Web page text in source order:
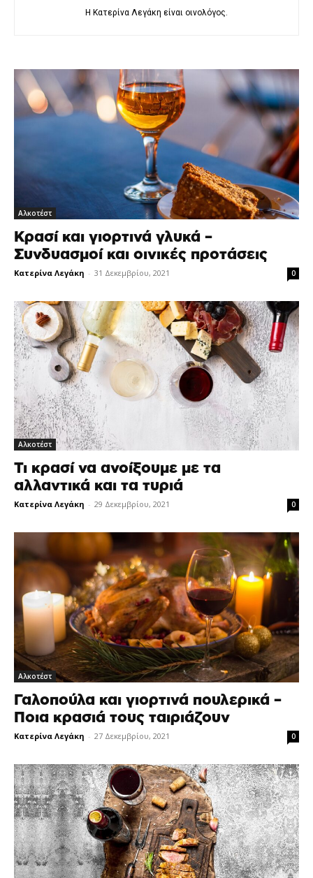
H Κατερίνα Λεγάκη είναι οινολόγος.
Αλκοτέστ
Κρασί και γιορτινά γλυκά –
Συνδυασμοί και οινικές προτάσεις
Κατερίνα Λεγάκη - 31 Δεκεμβρίου, 2021 0
Αλκοτέστ
Τι κρασί να ανοίξουμε με τα
αλλαντικά και τα τυριά
Κατερίνα Λεγάκη - 29 Δεκεμβρίου, 2021 0
Αλκοτέστ
Γαλοπούλα και γιορτινά πουλερικά –
Ποια κρασιά τους ταιριάζουν
Κατερίνα Λεγάκη - 27 Δεκεμβρίου, 2021 0